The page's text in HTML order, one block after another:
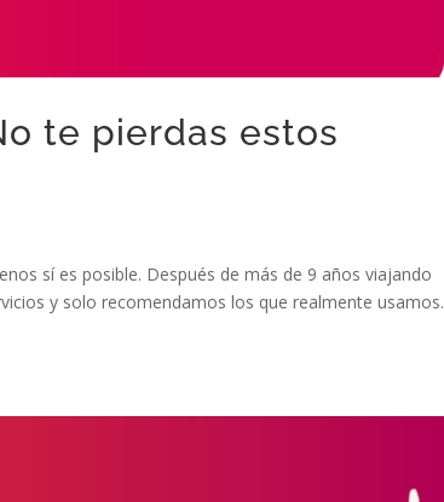
te pierdas estos
sí es posible. Después de más de 9 años viajando
y solo recomendamos los que realmente usamos.